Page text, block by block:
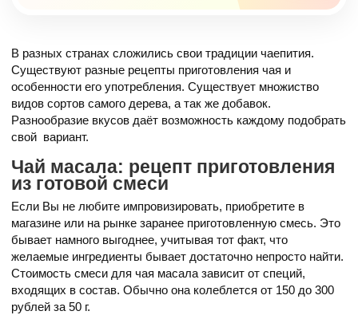
В разных странах сложились свои традиции чаепития.
Существуют разные рецепты приготовления чая и
особенности его употребления. Существует множиство
видов сортов самого дерева, а так же добавок.
Разнообразие вкусов даёт возможность каждому подобрать
свой вариант.
Чай масала: рецепт приготовления
из готовой смеси
Если Вы не любите импровизировать, приобретите в
магазине или на рынке заранее приготовленную смесь. Это
бывает намного выгоднее, учитывая тот факт, что
желаемые ингредиенты бывает достаточно непросто найти.
Стоимость смеси для чая масала зависит от специй,
входящих в состав. Обычно она колеблется от 150 до 300
рублей за 50 г.